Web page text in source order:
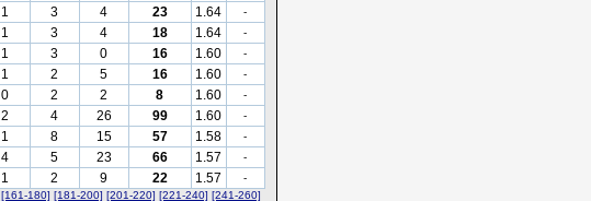
1 3 4 23 1.64 -
1 3 4 18 1.64 -
1 3 0 16 1.60 -
1 2 5 16 1.60 -
0 2 2 8 1.60 -
2 4 26 99 1.60 -
1 8 15 57 1.58 -
4 5 23 66 1.57 -
1 2 9 22 1.57
-
[161-180] [181-200] [201-220] [221-240] [241-260]